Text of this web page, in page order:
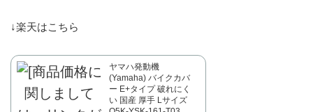
↓楽天はこちら
ヤマハ発動機
(Yamaha) バイクカバ
ー E+タイプ 破れにく
い 国産 厚手 Lサイズ